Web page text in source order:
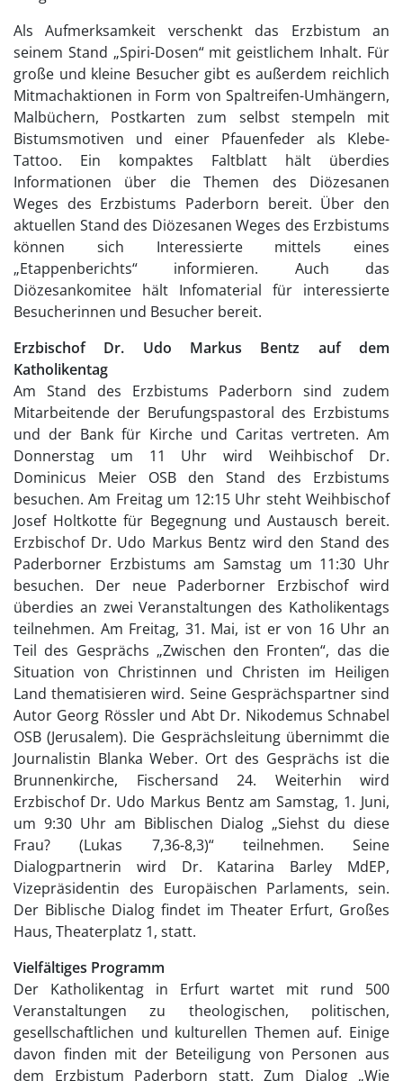
Als Aufmerksamkeit verschenkt das Erzbistum an
seinem Stand „Spiri-Dosen“ mit geistlichem Inhalt. Für
große und kleine Besucher gibt es außerdem reichlich
Mitmachaktionen in Form von Spaltreifen-Umhängern,
Malbüchern, Postkarten zum selbst stempeln mit
Bistumsmotiven und einer Pfauenfeder als Klebe-
Tattoo. Ein kompaktes Faltblatt hält überdies
Informationen über die Themen des Diözesanen
Weges des Erzbistums Paderborn bereit. Über den
aktuellen Stand des Diözesanen Weges des Erzbistums
können sich Interessierte mittels eines
„Etappenberichts“ informieren. Auch das
Diözesankomitee hält Infomaterial für interessierte
Besucherinnen und Besucher bereit.
Erzbischof Dr. Udo Markus Bentz auf dem
Katholikentag
Am Stand des Erzbistums Paderborn sind zudem
Mitarbeitende der Berufungspastoral des Erzbistums
und der Bank für Kirche und Caritas vertreten. Am
Donnerstag um 11 Uhr wird Weihbischof Dr.
Dominicus Meier OSB den Stand des Erzbistums
besuchen. Am Freitag um 12:15 Uhr steht Weihbischof
Josef Holtkotte für Begegnung und Austausch bereit.
Erzbischof Dr. Udo Markus Bentz wird den Stand des
Paderborner Erzbistums am Samstag um 11:30 Uhr
besuchen. Der neue Paderborner Erzbischof wird
überdies an zwei Veranstaltungen des Katholikentags
teilnehmen. Am Freitag, 31. Mai, ist er von 16 Uhr an
Teil des Gesprächs „Zwischen den Fronten“, das die
Situation von Christinnen und Christen im Heiligen
Land thematisieren wird. Seine Gesprächspartner sind
Autor Georg Rössler und Abt Dr. Nikodemus Schnabel
OSB (Jerusalem). Die Gesprächsleitung übernimmt die
Journalistin Blanka Weber. Ort des Gesprächs ist die
Brunnenkirche, Fischersand 24. Weiterhin wird
Erzbischof Dr. Udo Markus Bentz am Samstag, 1. Juni,
um 9:30 Uhr am Biblischen Dialog „Siehst du diese
Frau? (Lukas 7,36-8,3)“ teilnehmen. Seine
Dialogpartnerin wird Dr. Katarina Barley MdEP,
Vizepräsidentin des Europäischen Parlaments, sein.
Der Biblische Dialog findet im Theater Erfurt, Großes
Haus, Theaterplatz 1, statt.
Vielfältiges Programm
Der Katholikentag in Erfurt wartet mit rund 500
Veranstaltungen zu theologischen, politischen,
gesellschaftlichen und kulturellen Themen auf. Einige
davon finden mit der Beteiligung von Personen aus
dem Erzbistum Paderborn statt. Zum Dialog „Wie